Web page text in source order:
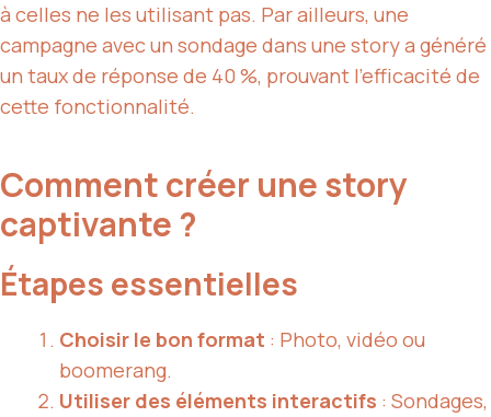
à celles ne les utilisant pas. Par ailleurs, une
campagne avec un sondage dans une story a généré
un taux de réponse de 40 %, prouvant l’efficacité de
cette fonctionnalité.
Comment créer une story
captivante ?
Étapes essentielles
Choisir le bon format : Photo, vidéo ou
boomerang.
Utiliser des éléments interactifs : Sondages,